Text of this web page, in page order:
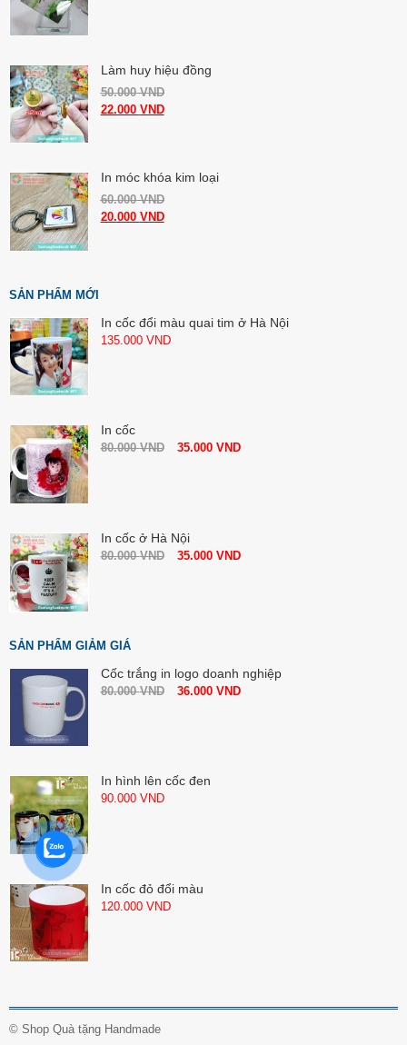
Làm huy hiệu đồng
50.000VND
22.000 VND
In móc khóa kim loại
60.000VND
20.000 VND
SẢN PHẨM MỚI
In cốc đổi màu quai tim ở Hà Nội
135.000 VND
In cốc
80.000VND 35.000 VND
In cốc ở Hà Nội
80.000VND 35.000 VND
SẢN PHẨM GIẢM GIÁ
Cốc trắng in logo doanh nghiệp
80.000VND 36.000 VND
In hình lên cốc đen
90.000 VND
In cốc đỏ đổi màu
120.000 VND
© Shop Quà tặng Handmade